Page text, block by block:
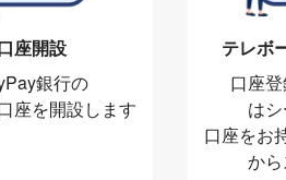
座開設
銀行の
座を開設します
テレボ
口座
は
口座をお
から